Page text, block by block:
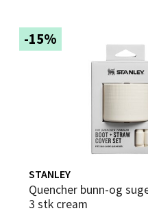
-15%
STANLEY
Quencher bunn-og sugerørbeskyttelse
3 stk cream
Trondheim -
Falkenborgveien 5,
Åpent i dag 09-20